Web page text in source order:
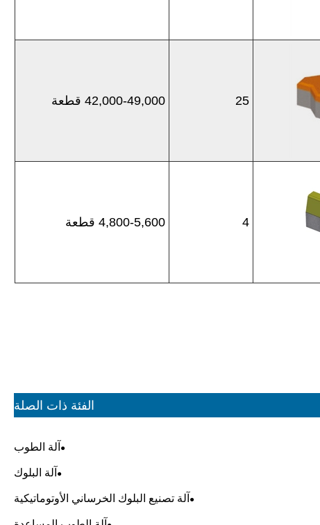
25 42,000-49,000 قطعة
4 4,800-5,600 قطعة
الفئة ذات الصلة
آلة الطوب
آلة البلوك
آلة تصنيع البلوك الخرساني الأوتوماتيكية